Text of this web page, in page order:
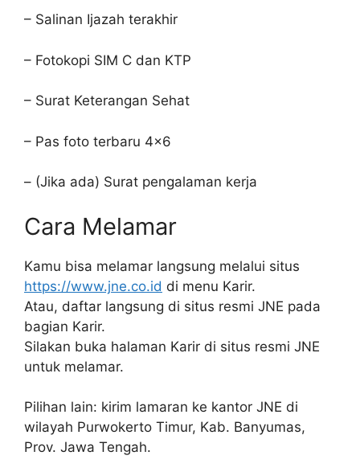
– Salinan Ijazah terakhir
– Fotokopi SIM C dan KTP
– Surat Keterangan Sehat
– Pas foto terbaru 4×6
– (Jika ada) Surat pengalaman kerja
Cara Melamar
Kamu bisa melamar langsung melalui situs
https://www.jne.co.id di menu Karir.
Atau, daftar langsung di situs resmi JNE pada
bagian Karir.
Silakan buka halaman Karir di situs resmi JNE
untuk melamar.
Pilihan lain: kirim lamaran ke kantor JNE di
wilayah Purwokerto Timur, Kab. Banyumas,
Prov. Jawa Tengah.